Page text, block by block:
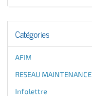
Catégories
AFIM
RESEAU MAINTENANCE
Infolettre